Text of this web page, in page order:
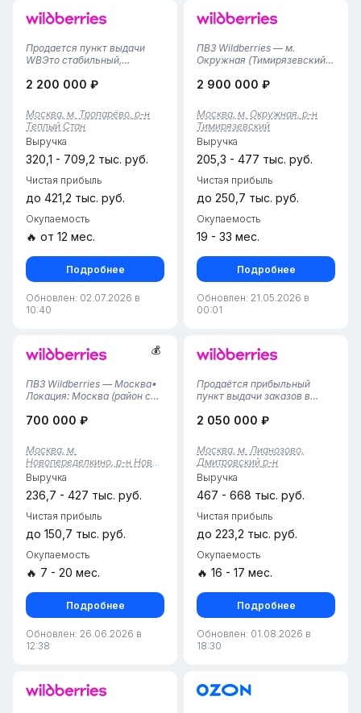
Продается пункт выдачи
WBЭто стабильный,
хорошими оборотами и
спросом.Финансовые
показатели:В сезон (с
сентября по декабрь)
обороты достигают 8–12
миллионов рублей.Тариф...
2 200 000 ₽
Москва, м. Тропарёво, р-н
Теплый Стан
Выручка
320,1 - 709,2 тыс. руб.
Чистая прибыль
до 421,2 тыс. руб.
Окупаемость
🔥 от 12 мес.
Подробнее
Обновлен: 02.07.2026 в
10:40
ПВЗ Wildberries — м.
Окружная (Тимирязевский
Тимирязевский район, в
метро Окружная.• Дата
открытия: апрель 2025 г.
(стабильный актив с
наработанной базо...
2 900 000 ₽
Москва, м. Окружная, р-н
Тимирязевский
Выручка
205,3 - 477 тыс. руб.
Чистая прибыль
до 250,7 тыс. руб.
Окупаемость
19 - 33 мес.
Подробнее
Обновлен: 21.05.2026 в
00:01
💰
ПВЗ Wildberries — Москва•
Локация: Москва (район с
населения).• Площадь: 44
помещение с
вместительным складом и
комфортной клиентской
зоной.• Статус:
Действующий...
700 000 ₽
Москва, м.
Новопеределкино, р-н Ново-
Переделкино
Выручка
236,7 - 427 тыс. руб.
Чистая прибыль
до 150,7 тыс. руб.
Окупаемость
🔥 7 - 20 мес.
Подробнее
Обновлен: 26.06.2026 в
12:38
Продаётся прибыльный
пункт выдачи заказов в
Лианозово. В день в
доходит до тысячи. Слева и
справа строятся два новых
жилых комплекса — это
гарантия роста...
2 050 000 ₽
Москва, м. Лианозово,
Дмитровский р-н
Выручка
467 - 668 тыс. руб.
Чистая прибыль
до 223,2 тыс. руб.
Окупаемость
🔥 16 - 17 мес.
Подробнее
Обновлен: 01.08.2026 в
18:30